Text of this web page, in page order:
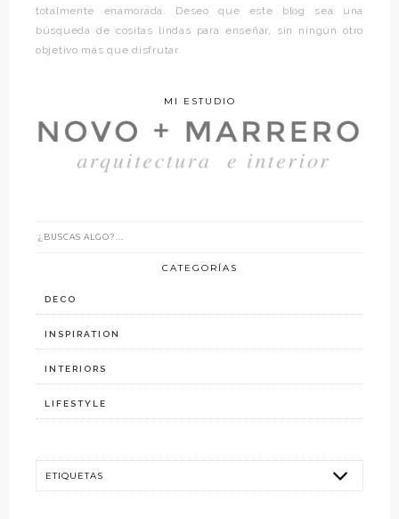
totalmente enamorada. Deseo que este blog sea una
búsqueda de cositas lindas para enseñar, sin ningún otro
objetivo más que disfrutar.
MI ESTUDIO
CATEGORÍAS
DECO
INSPIRATION
INTERIORS
LIFESTYLE